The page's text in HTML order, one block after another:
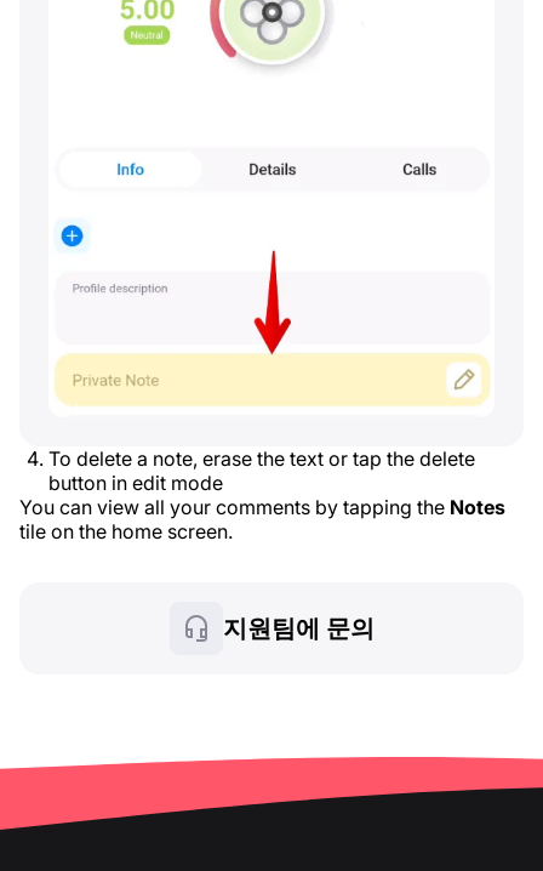
To delete a note, erase the text or tap the delete
button in edit mode
You can view all your comments by tapping the Notes
tile on the home screen.
지원팀에 문의